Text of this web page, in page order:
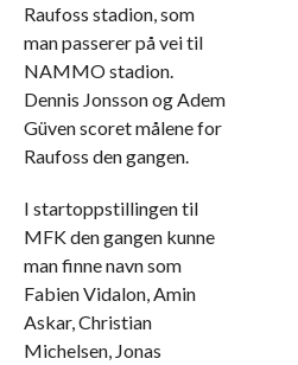
Raufoss stadion, som
man passerer på vei til
NAMMO stadion.
Dennis Jonsson og Adem
Güven scoret målene for
Raufoss den gangen.
I startoppstillingen til
MFK den gangen kunne
man finne navn som
Fabien Vidalon, Amin
Askar, Christian
Michelsen, Jonas